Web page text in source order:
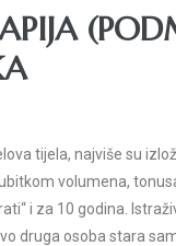
tijela, najviše su
volumena,
i za 10 godina.
druga osoba stara